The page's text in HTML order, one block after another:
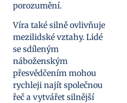
porozumění.
Víra také silně ovlivňuje
mezilidské vztahy. Lidé
se sdíleným
náboženským
přesvědčením mohou
rychleji najít společnou
řeč a vytvářet silnější